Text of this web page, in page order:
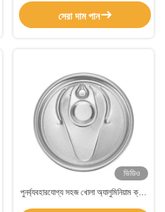
সেরা দাম পান
ভিডিও
পুনর্ব্যবহারযোগ্য সহজ খোলা অ্যালুমিনিয়াম ক্যান